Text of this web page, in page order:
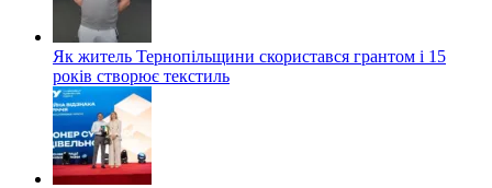
Як житель Тернопільщини скористався грантом і 15
років створює текстиль